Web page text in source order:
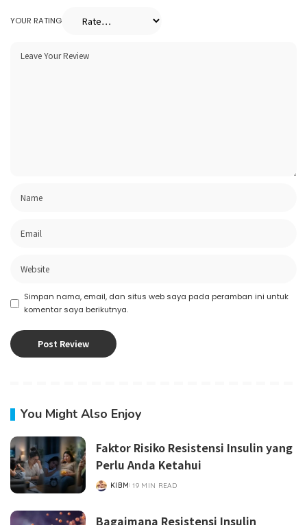
YOUR RATING
Simpan nama, email, dan situs web saya pada peramban ini untuk
komentar saya berikutnya.
You Might Also Enjoy
Faktor Risiko Resistensi Insulin yang
Perlu Anda Ketahui
POSTED
KIBM 19 MIN READ
Bagaimana Resistensi Insulin